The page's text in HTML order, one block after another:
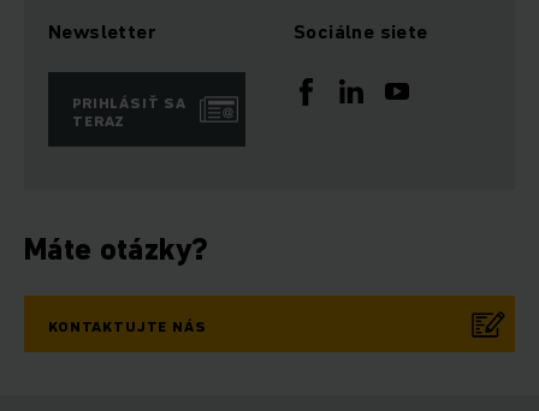
Newsletter
PRIHLÁSIŤ SA
TERAZ
Sociálne siete
Máte otázky?
KONTAKTUJTE NÁS